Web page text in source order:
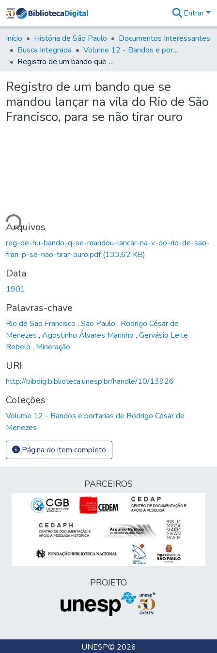
&
Coleções
Tudo na
Biblioteca
Estatísticas
Entrar
Início História de São Paulo
Documentos Interessantes
Busca Integrada
Volume 12 - Bandos e portarias de Rodrigo César de Menezes
Registro de um bando que se mandou lançar na vila do Rio de São Francisco, para se não tirar ouro
Registro de um bando que se
mandou lançar na vila do Rio de São
Francisco, para se não tirar ouro
Arquivos
reg-de-hu-bando-q-se-mandou-lancar-na-v-do-rio-de-sao-
fran-p-se-nao-tirar-ouro.pdf(133,62 KB)
Data
1901
Palavras-chave
Rio de São Francisco , São Paulo , Rodrigo César de
Menezes , Agostinho Álvares Marinho , Gervásio Leite
Rebelo , Mineração
URI
http://bibdig.biblioteca.unesp.br/handle/10/13926
Coleções
Volume 12 - Bandos e portarias de Rodrigo César de
Menezes
Página do item completo
PARCEIROS
PROJETO
UNESP© 2026